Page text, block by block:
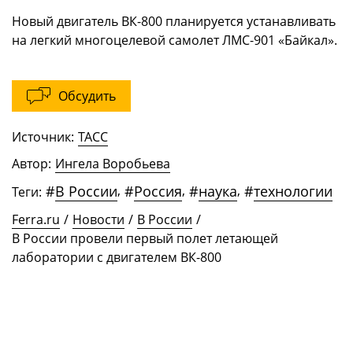
Новый двигатель ВК-800 планируется устанавливать
на легкий многоцелевой самолет ЛМС-901 «Байкал».
Обсудить
Источник: ТАСС
Автор: Ингела Воробьева
Теги: #В России, #Россия, #наука, #технологии
Ferra.ru / Новости / В России /
В России провели первый полет летающей
лаборатории с двигателем ВК-800